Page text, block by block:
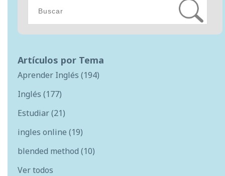
Artículos por Tema
Aprender Inglés (194)
Inglés (177)
Estudiar(21)
ingles online (19)
blended method (10)
Ver todos